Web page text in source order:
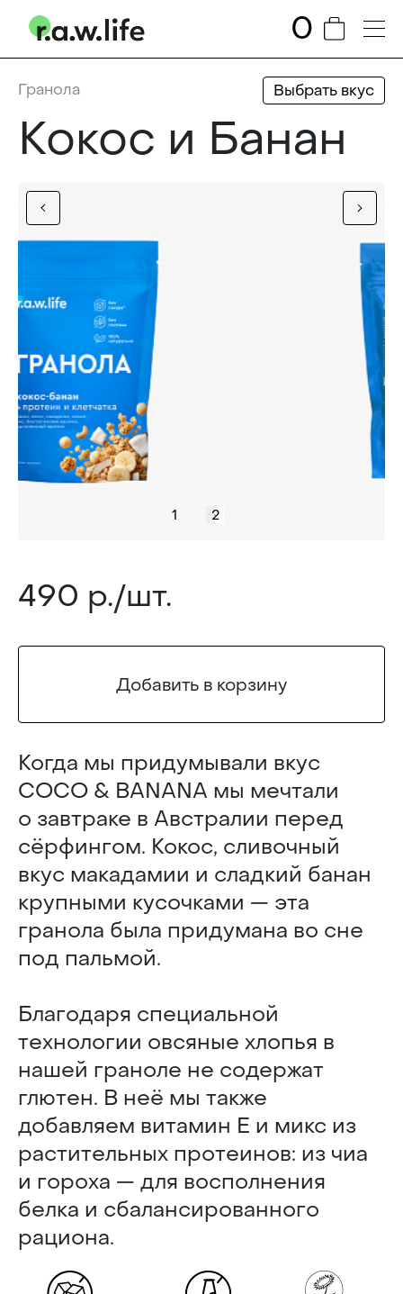
0
Гранола Выбрать вкус
Кокос и Банан
1 2
490 р./шт.
Добавить в корзину
Когда мы придумывали вкус
COCO & BANANA мы мечтали
о завтраке в Австралии перед
сёрфингом. Кокос, сливочный
вкус макадамии и сладкий банан
крупными кусочками — эта
гранола была придумана во сне
под пальмой.
Благодаря специальной
технологии овсяные хлопья в
нашей граноле не содержат
глютен. В неё мы также
добавляем витамин Е и микс из
растительных протеинов: из чиа
и гороха — для восполнения
белка и сбалансированного
рациона.